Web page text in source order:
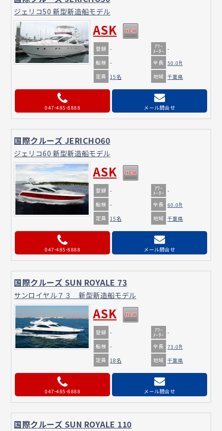
ジェリコ50 新型新造船モデル
ASK
登録 - ｱﾜｰ
ﾒｰﾀｰ -
船検 - 全長 50.0ft
定員 15名 地域 千葉県
047-485-8888 メール問合せ
国際クルーズ JERICHO60
ジェリコ60 新型新造船モデル
ASK
登録 - ｱﾜｰ
ﾒｰﾀｰ -
船検 - 全長 60.0ft
定員 15名 地域 千葉県
047-485-8888 メール問合せ
国際クルーズ SUN ROYALE 73
サンロイヤル７３ 新型新造船モデル
ASK
登録 - ｱﾜｰ
ﾒｰﾀｰ -
船検 - 全長 73.0ft
定員 18名 地域 千葉県
047-485-8888 メール問合せ
国際クルーズ SUN ROYALE 110